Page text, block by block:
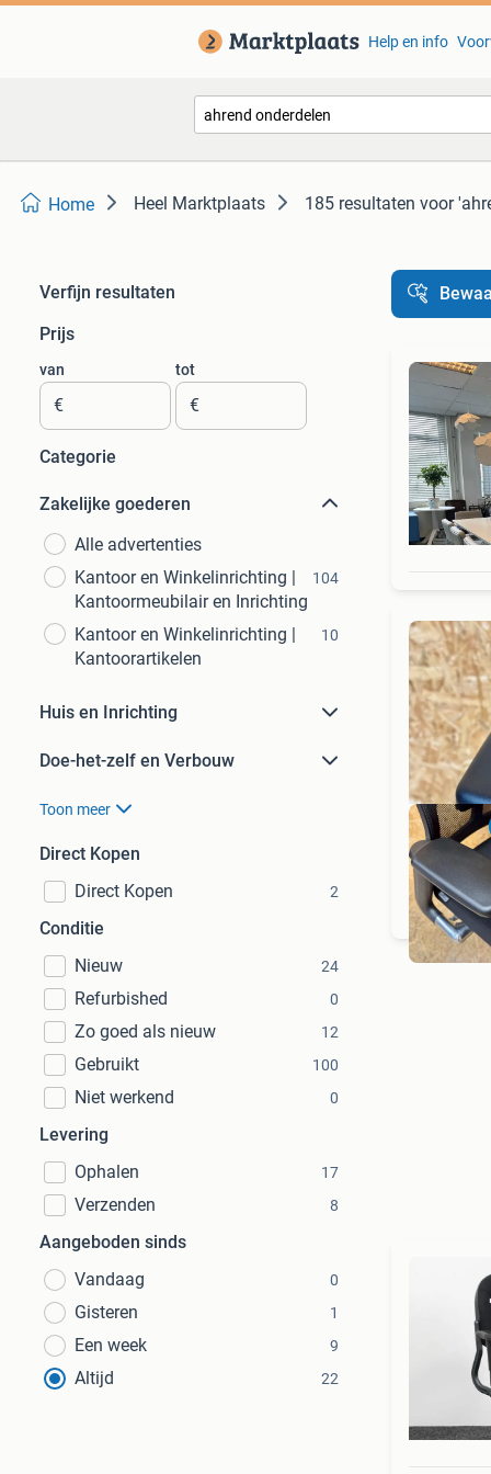
Help en info
Home Heel Marktplaats 185 resultaten voor
Verfijn resultaten
Prijs
van
€
tot
€
Categorie
Zakelijke goederen
Alle advertenties
Kantoor en Winkelinrichting |
Kantoormeubilair en Inrichting
104
Kantoor en Winkelinrichting |
Kantoorartikelen
10
Huis en Inrichting
Doe-het-zelf en Verbouw
Toon meer
Direct Kopen
Direct Kopen
2
Conditie
Nieuw
24
Refurbished 0
Zo goed als nieuw 12
Gebruikt 100
Niet werkend 0
Levering
Ophalen
17
Verzenden 8
Aangeboden sinds
Vandaag
0
Gisteren 1
Een week 9
Altijd 22